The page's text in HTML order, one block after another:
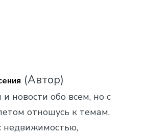
(Автор)
новости обо всем, но с
отношусь к темам,
недвижимостью,